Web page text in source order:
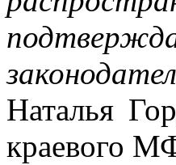
Наталья
краевого